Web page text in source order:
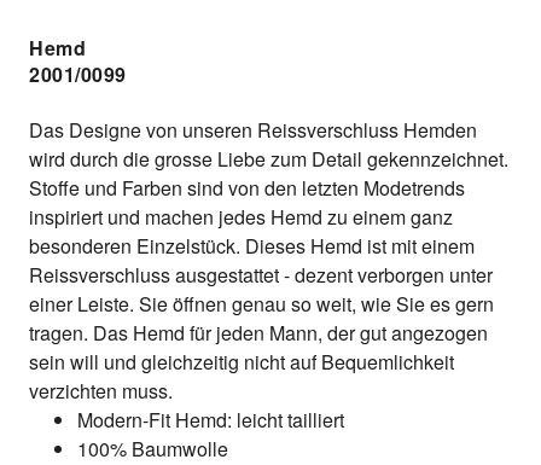
Hemd
2001/0099
Das Designe von unseren Reissverschluss Hemden
wird durch die grosse Liebe zum Detail gekennzeichnet.
Stoffe und Farben sind von den letzten Modetrends
inspiriert und machen jedes Hemd zu einem ganz
besonderen Einzelstück. Dieses Hemd ist mit einem
Reissverschluss ausgestattet - dezent verborgen unter
einer Leiste. Sie öffnen genau so weit, wie Sie es gern
tragen. Das Hemd für jeden Mann, der gut angezogen
sein will und gleichzeitig nicht auf Bequemlichkeit
verzichten muss.
Modern-Fit Hemd: leicht tailliert
100% Baumwolle